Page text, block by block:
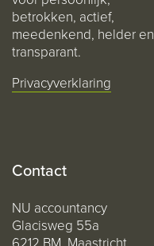
betrokken, actief,
meedenkend, helder en
transparant.
Privacyverklaring
Contact
NU accountancy
Glacisweg 55a